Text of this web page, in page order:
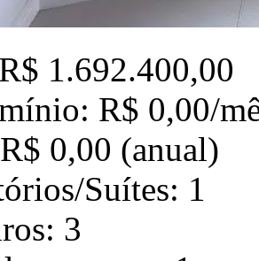
1.692.400,00
R$ 0,00/
0,00 (anual)
Suítes: 1
3